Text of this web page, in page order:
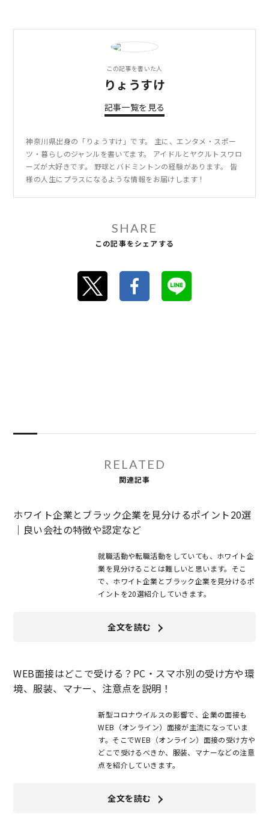
この記事を書いた人
りょうすけ
記事一覧を見る
神奈川県出身の「りょうすけ」です。 主に、エンタメ・スポー
ツ・暮らしのジャンルを書いてます。 アイドルとヤクルトスワロ
ーズが大好きです。 野球とバドミントンの経験があります。 皆
様の人生にプラスになるような情報をお届けします！
SHARE
この記事をシェアする
RELATED
関連記事
ホワイト企業とブラック企業を見分けるポイント20選
｜良い会社の特徴や認定など
就職活動や転職活動をしていても、ホワイト企
業を見分けることは難しいと思います。そこ
で、ホワイト企業とブラック企業を見分けるポ
イントを20選紹介していきます。
全文を読む
WEB面接はどこで受ける？PC・スマホ別の受け方や環
境、服装、マナー、注意点を説明！
新型コロナウイルスの影響で、企業の面接も
WEB（オンライン）面接が主流になっていま
す。そこでWEB（オンライン）面接の受け方や
どこで受けるべきか、服装、マナーなどの注意
点を紹介していきます。
全文を読む